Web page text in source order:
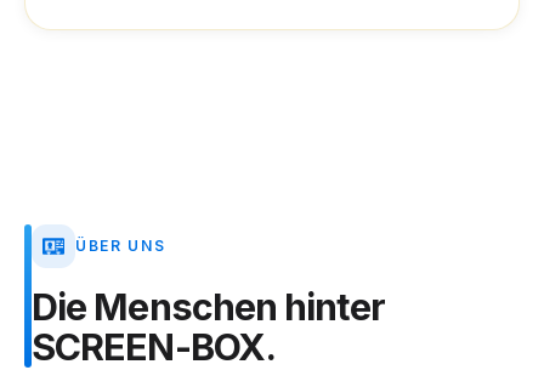
ÜBER UNS
Die Menschen hinter
SCREEN-BOX.